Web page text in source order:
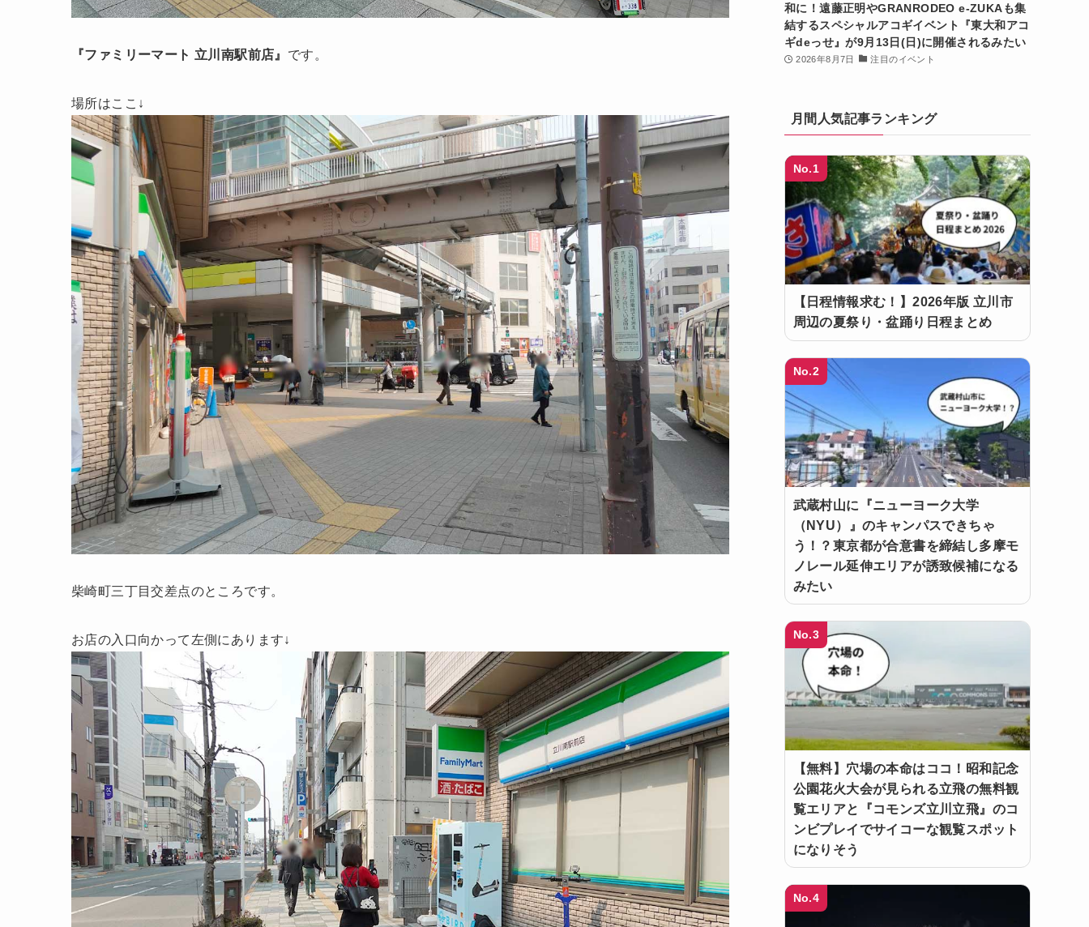
『ファミリーマート 立川南駅前店』 です。
場所はここ↓
柴崎町三丁目交差点のところです。
お店の入口向かって左側にあります↓
和に！遠藤正明やGRANRODEO e-ZUKAも集
結するスペシャルアコギイベント『東大和アコ
ギdeっせ』が9月13日(日)に開催されるみたい
2026年8月7日 注目のイベント
月間人気記事ランキング
No.1
【日程情報求む！】2026年版 立川市
周辺の夏祭り・盆踊り日程まとめ
No.2
武蔵村山に『ニューヨーク大学
（NYU）』のキャンパスできちゃ
う！？東京都が合意書を締結し多摩モ
ノレール延伸エリアが誘致候補になる
みたい
No.3
【無料】穴場の本命はココ！昭和記念
公園花火大会が見られる立飛の無料観
覧エリアと『コモンズ立川立飛』のコ
ンビプレイでサイコーな観覧スポット
になりそう
No.4